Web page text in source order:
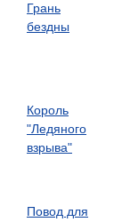
Грань
бездны
Король
"Ледяного
взрыва"
Повод для